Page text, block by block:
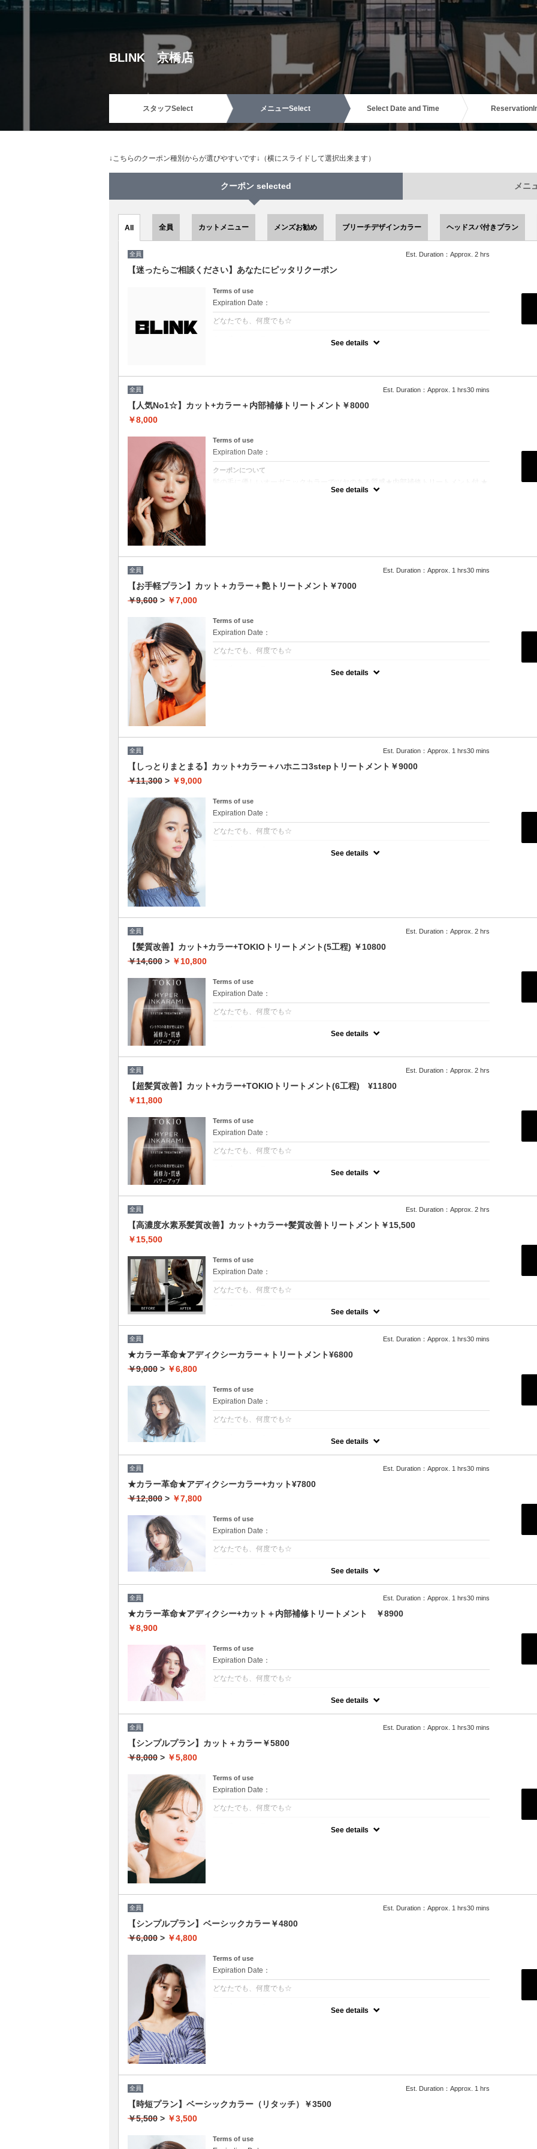
BLINK 京橋店
スタッフSelect メニューSelect Select Date and Time Reservation
↓こちらのクーポン種別からが選びやすいです↓（横にスライドして選択出来ます）
クーポン selected メニ
All 全員 カットメニュー メンズお勧め ブリーチデザインカラー ヘッドスパ付きプラン
全員 Est. Duration：Approx. 2 hrs
【迷ったらご相談ください】あなたにピッタリクーポン
Terms of use
Expiration Date：
どなたでも、何度でも☆
※縮毛矯正を悩まれている方は必ず縮毛矯正ボタンをご選択ください。
See details
全員 Est. Duration：Approx. 1 hrs30 mins
【人気No1☆】カット+カラー＋内部補修トリートメント￥8000
￥8,000
Terms of use
Expiration Date：
クーポンについて
白髪染め可能（※白髪染め＋500円）★ロング料金無料★シャンプー・ブロー込
See details
全員 Est. Duration：Approx. 1 hrs30 mins
【お手軽プラン】カット＋カラー＋艶トリートメント￥7000
￥9,600 > ￥7,000
Terms of use
Expiration Date：
どなたでも、何度でも☆
See details
全員 Est. Duration：Approx. 1 hrs30 mins
【しっとりまとまる】カット+カラー＋ハホニコ3stepトリートメント￥9000
￥11,300 > ￥9,000
Terms of use
Expiration Date：
どなたでも、何度でも☆
See details
全員 Est. Duration：Approx. 2 hrs
【髪質改善】カット+カラー+TOKIOトリートメント(5工程) ￥10800
￥14,600 > ￥10,800
Terms of use
Expiration Date：
どなたでも、何度でも☆
毛の奥深くに浸透して定着
See details
全員 Est. Duration：Approx. 2 hrs
【超髪質改善】カット+カラー+TOKIOトリートメント(6工程) ¥11800
￥11,800
Terms of use
Expiration Date：
どなたでも、何度でも☆
限まで綺麗に致します。
See details
全員 Est. Duration：Approx. 2 hrs
【高濃度水素系髪質改善】カット+カラー+髪質改善トリートメント￥15,500
￥15,500
Terms of use
Expiration Date：
どなたでも、何度でも☆
水分量を底上げします◎カラーとの相性が抜群で、今まで見た事が無いような艶が出
See details
全員 Est. Duration：Approx. 1 hrs30 mins
★カラー革命★アディクシーカラー＋トリートメント¥6800
￥9,000 > ￥6,800
Terms of use
Expiration Date：
どなたでも、何度でも☆
ージが1/5のため、綺麗な色味で毎回染められます。/ロング料金無/コテ巻無料/当日予
※カット追加可能（+2500円）※前髪や顔周りだけのカットの場合（＋1000円）
See details
全員 Est. Duration：Approx. 1 hrs30 mins
★カラー革命★アディクシーカラー+カット¥7800
￥12,800 > ￥7,800
Terms of use
Expiration Date：
どなたでも、何度でも☆
ージが1/5のため、綺麗な色味で毎回染められます。
★シャンプー・ブロー込
See details
全員 Est. Duration：Approx. 1 hrs30 mins
★カラー革命★アディクシー+カット＋内部補修トリートメント ￥8900
￥8,900
Terms of use
Expiration Date：
どなたでも、何度でも☆
段にUP！ダメージが1/5のため、綺麗な色味を毎回染められます。 パサつきを抑えま
See details
全員 Est. Duration：Approx. 1 hrs30 mins
【シンプルプラン】カット＋カラー￥5800
￥8,000 > ￥5,800
Terms of use
Expiration Date：
どなたでも、何度でも☆
See details
全員 Est. Duration：Approx. 1 hrs30 mins
【シンプルプラン】ベーシックカラー￥4800
￥6,000 > ￥4,800
Terms of use
Expiration Date：
どなたでも、何度でも☆
See details
全員 Est. Duration：Approx. 1 hrs
【時短プラン】ベーシックカラー（リタッチ）￥3500
￥5,500 > ￥3,500
Terms of use